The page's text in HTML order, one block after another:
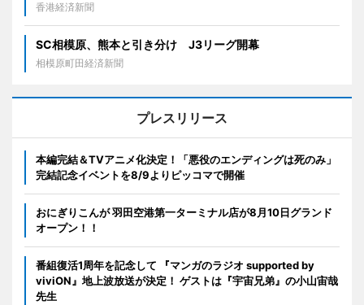
香港経済新聞
SC相模原、熊本と引き分け J3リーグ開幕
相模原町田経済新聞
プレスリリース
本編完結＆TVアニメ化決定！「悪役のエンディングは死のみ」
完結記念イベントを8/9よりピッコマで開催
おにぎりこんが 羽田空港第一ターミナル店が8月10日グランド
オープン！！
番組復活1周年を記念して 『マンガのラジオ supported by
viviON』地上波放送が決定！ ゲストは『宇宙兄弟』の小山宙哉
先生